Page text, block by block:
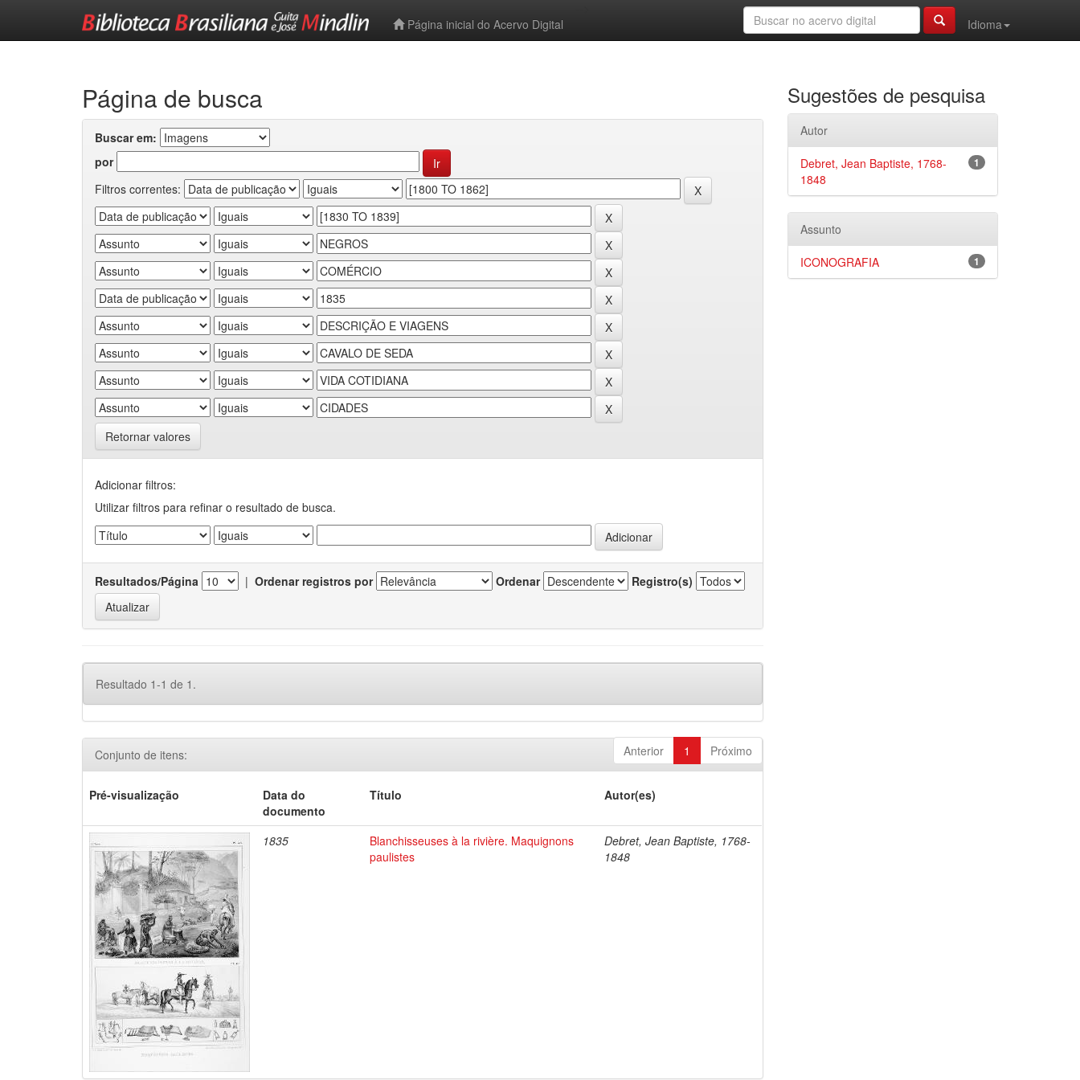
Página inicial do Acervo Digital
Idioma
Página de busca
Buscar em:
por
Filtros correntes:
Retornar valores
Adicionar filtros:
Utilizar filtros para refinar o resultado de busca.
Resultados/Página | Ordenar registros por Ordenar Registro(s)
Resultado 1-1 de 1.
Anterior 1 Próximo
Conjunto de itens:
Pré-visualização
Data do
documento
Título Autor(es)
1835
Blanchisseuses à la rivière. Maquignons
paulistes
Debret, Jean Baptiste, 1768-
1848
Sugestões de pesquisa
Autor
1
Debret, Jean Baptiste, 1768-
1848
Assunto
1
ICONOGRAFIA